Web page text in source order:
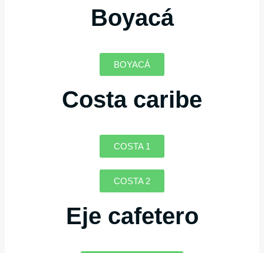
Boyacá
BOYACÁ
Costa caribe
COSTA 1
COSTA 2
Eje cafetero